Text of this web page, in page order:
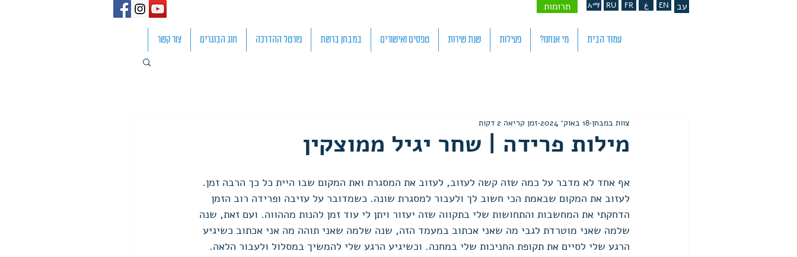
תרומות አማ RU FR ع EN עב
עמוד הבית מי אנחנו? פעילות שנת שירות טפסים ואישורים במבחן ברשת פורטל ההדרכה חוג הבוגרים צור קשר
מילות פרידה | שחר יגיל ממוצקין
צוות במבחן 18 באוק׳ 2024 זמן קריאה 2 דקות
אף אחד לא מדבר על כמה שזה קשה לעזוב, לעזוב את המסגרת ואת המקום שבו היית כל כך הרבה זמן.
לעזוב את המקום שבאמת הכי חשוב לך ולעבור למסגרת שונה. כשמדובר על עזיבה ופרידה רוב הזמן
הדחקתי את המחשבות והתחושות שלי בתקווה שזה יעזור ויתן לי עוד זמן להנות מההווה. ועם זאת, שנה
שלמה שאני מוטרדת לגבי מה שאני אכתוב במעמד הזה, שנה שלמה שאני תוהה מה אני אכתוב כשיגיע
הרגע שלי לסיים את תקופת החניכות שלי במחנה. וכשיגיע הרגע שלי להמשיך במסלול ולעבור הלאה.